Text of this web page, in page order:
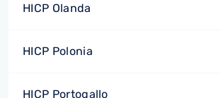
HICP Olanda
HICP Polonia
HICP Portogallo